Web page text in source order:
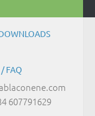
FAQ
607791629